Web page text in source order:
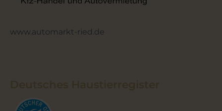
www.automarkt-ried.de